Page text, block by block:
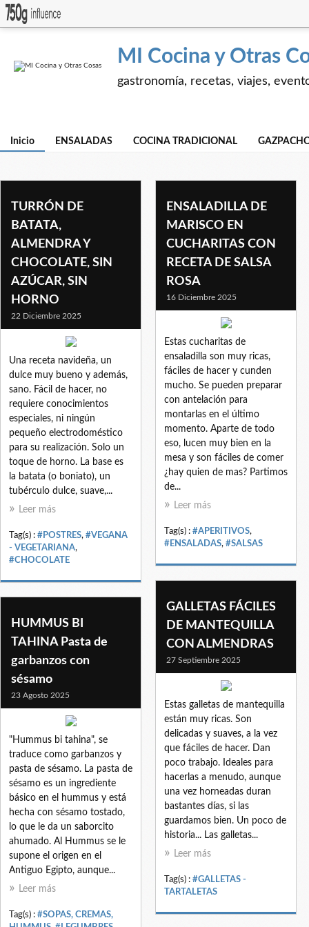
MI Cocina y Otras
gastronomía, recetas, viajes,
Inicio ENSALADAS COCINA TRADICIONAL
TURRÓN DE
BATATA,
ALMENDRA Y
CHOCOLATE, SIN
AZÚCAR, SIN
HORNO
22 Diciembre 2025
Una receta navideña, un
dulce muy bueno y además,
sano. Fácil de hacer, no
requiere conocimientos
especiales, ni ningún
pequeño electrodoméstico
para su realización. Solo un
toque de horno. La base es
la batata (o boniato), un
tubérculo dulce, suave,...
Leer más
Tag(s) : #POSTRES, #VEGANA
- VEGETARIANA,
#CHOCOLATE
ENSALADILLA DE
MARISCO EN
CUCHARITAS CON
RECETA DE SALSA
ROSA
16 Diciembre 2025
Estas cucharitas de
ensaladilla son muy ricas,
fáciles de hacer y cunden
mucho. Se pueden preparar
con antelación para
montarlas en el último
momento. Aparte de todo
eso, lucen muy bien en la
mesa y son fáciles de comer
¿hay quien de mas? Partimos
de...
Leer más
Tag(s) : #APERITIVOS,
#ENSALADAS, #SALSAS
GALLETAS FÁCILES
DE MANTEQUILLA
CON ALMENDRAS
27 Septiembre 2025
Estas galletas de mantequilla
están muy ricas. Son
delicadas y suaves, a la vez
que fáciles de hacer. Dan
poco trabajo. Ideales para
hacerlas a menudo, aunque
una vez horneadas duran
bastantes días, si las
guardamos bien. Un poco de
historia... Las galletas...
Leer más
Tag(s) : #GALLETAS -
TARTALETAS
HUMMUS BI
TAHINA Pasta de
garbanzos con
sésamo
23 Agosto 2025
"Hummus bi tahina", se
traduce como garbanzos y
pasta de sésamo. La pasta de
sésamo es un ingrediente
básico en el hummus y está
hecha con sésamo tostado,
lo que le da un saborcito
ahumado. Al Hummus se le
supone el origen en el
Antiguo Egipto, aunque...
Leer más
Tag(s) : #SOPAS, CREMAS,